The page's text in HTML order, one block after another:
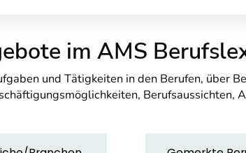
im AMS
und Tätigkeiten in den Berufen, über
Berufsaussichten,